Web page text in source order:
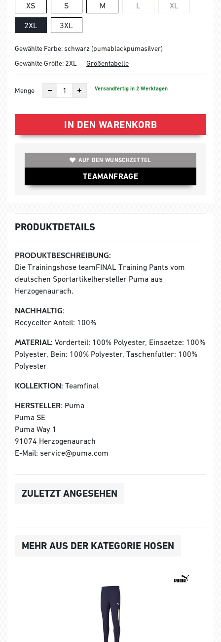
XS S M L XL
2XL 3XL
Gewählte Farbe: schwarz (pumablackpumasilver)
Gewählte Größe: 2XL Größentabelle
Menge Versandfertig in 2 Werktagen
IN DEN WARENKORB
AUF DEN WUNSCHZETTEL
TEAMANFRAGE
PRODUKTDETAILS
PRODUKTBESCHREIBUNG:
Die Trainingshose teamFINAL Training Pants vom
deutschen Sportartikelhersteller Puma aus
Herzogenaurach.
NACHHALTIG:
Recycelter Anteil: 100%
MATERIAL: Vorderteil: 100% Polyester, Einsaetze: 100%
Polyester, Bein: 100% Polyester, Taschenfutter: 100%
Polyester
KOLLEKTION: Teamfinal
HERSTELLER: Puma
Puma SE
Puma Way 1
91074 Herzogenaurach
E-Mail: service@puma.com
ZULETZT ANGESEHEN
MEHR AUS DER KATEGORIE HOSEN